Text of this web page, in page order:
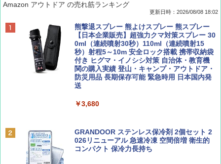
BE-PAL(ビ-パル) 2026年 9 月号【特別付録:
SOTO ミニマル"旅"財布 ランダム2種】
￥1,500
ディズニーファン ２０２６年 ９月号 [雑
山と溪谷 2026年8月号「南アルプス大全」
D40 地球の歩き方 チェンマイ タイ北部の魅
力的な町 2026～2027 地球の歩き方D アジア
￥2,079
地球の歩き方 スター・ウォーズ
￥2,695
A09 地球の歩き方 イタリア 2026～2027 地
[キャンパーズコレクション 山善] ポップアッ
プテント 傘みたいに広げて畳める パッとサ
ッとサンシェード キューブ フルクローズ メ
ッシュ 簡単設置 ワンタッチテント キャンプ
&ハイキング カーキ PATC-150(KH)
￥6,830
PYKES PEAK (パイクスピーク) 着替えテン
ーチ ピクニック ポップアップテント 携帯 簡
易 トイレテント (グレー)
Amazon アウトドア の売れ筋ランキング
更新日時：2026/08/08 18:02
熊撃退スプレー 熊よけスプレー 熊スプレー
【日本企業販売】超強力クマ対策スプレー 30
0ml（連続噴射30秒）110ml（連続噴射15
秒）射程5～10m 安全ロック搭載 携帯収納袋
付き ヒグマ・イノシシ対策 自治体・教育機
関の購入実績 登山・キャンプ・アウトドア・
防災用品 長期保存可能 緊急時用 日本国内発
送
￥3,680
GRANDOOR ステンレス保冷剤 2個セット 2
026リニューアル 急速冷凍 空間倍増 衛生的
コンパクト 保冷力長持ち